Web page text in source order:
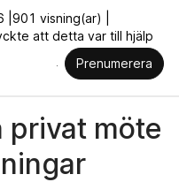
901 visning(ar) |
att detta var till hjälp
Prenumerera
privat möte